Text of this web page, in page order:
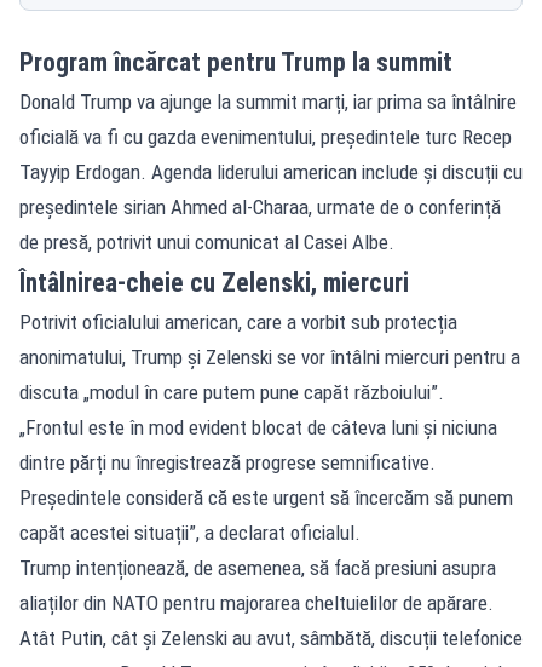
Program încărcat pentru Trump la summit
Donald Trump va ajunge la summit marți, iar prima sa întâlnire
oficială va fi cu gazda evenimentului, președintele turc Recep
Tayyip Erdogan. Agenda liderului american include și discuții cu
președintele sirian Ahmed al-Charaa, urmate de o conferință
de presă, potrivit unui comunicat al Casei Albe.
Întâlnirea-cheie cu Zelenski, miercuri
Potrivit oficialului american, care a vorbit sub protecția
anonimatului, Trump și Zelenski se vor întâlni miercuri pentru a
discuta „modul în care putem pune capăt războiului”.
„Frontul este în mod evident blocat de câteva luni și niciuna
dintre părți nu înregistrează progrese semnificative.
Președintele consideră că este urgent să încercăm să punem
capăt acestei situații”, a declarat oficialul.
Trump intenționează, de asemenea, să facă presiuni asupra
aliaților din NATO pentru majorarea cheltuielilor de apărare.
Atât Putin, cât și Zelenski au avut, sâmbătă, discuții telefonice